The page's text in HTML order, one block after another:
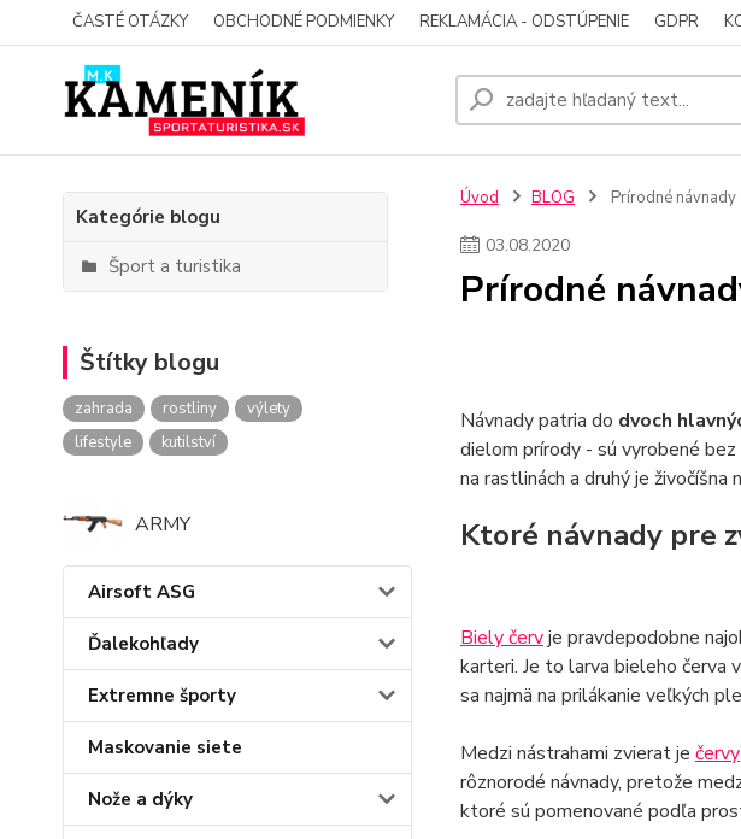
ČASTÉ OTÁZKY OBCHODNÉ PODMIENKY REKLAMÁCIA - ODSTÚPENIE GDPR
Kategórie blogu
Šport a turistika
Štítky blogu
zahrada rostliny
výlety
lifestyle
kutilství
ARMY
Airsoft ASG
Ďalekohľady
Extremne športy
Maskovanie siete
Nože a dýky
Úvod BLOG Prírodné návnady
03.08.2020
Prírodné
Návnady patria do dvoch
dielom prírody - sú vyrobené
na rastlinách a druhý je živočíšna
Ktoré návnady pre
Biely červje pravdepodobne
karteri. Je to larva bieleho červa
sa najmä na prilákanie veľkých
Medzi nástrahami zvierat je červy
rôznorodé návnady, pretože
ktoré sú pomenované podľa